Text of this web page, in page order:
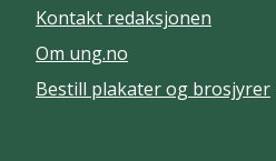
Kontakt redaksjonen
Om ung.no
Bestill plakater og brosjyrer